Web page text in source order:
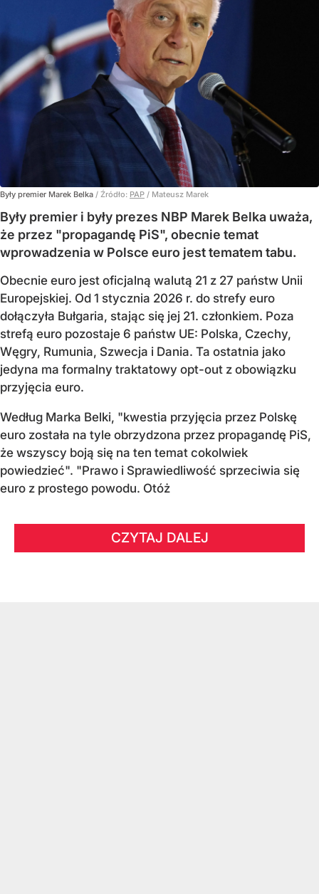
Były premier Marek Belka / Źródło: PAP / Mateusz Marek
Były premier i były prezes NBP Marek Belka uważa,
że przez "propagandę PiS", obecnie temat
wprowadzenia w Polsce euro jest tematem tabu.
Obecnie euro jest oficjalną walutą 21 z 27 państw Unii
Europejskiej. Od 1 stycznia 2026 r. do strefy euro
dołączyła Bułgaria, stając się jej 21. członkiem. Poza
strefą euro pozostaje 6 państw UE: Polska, Czechy,
Węgry, Rumunia, Szwecja i Dania. Ta ostatnia jako
jedyna ma formalny traktatowy opt-out z obowiązku
przyjęcia euro.
Według Marka Belki, "kwestia przyjęcia przez Polskę
euro została na tyle obrzydzona przez propagandę PiS,
że wszyscy boją się na ten temat cokolwiek
powiedzieć". "Prawo i Sprawiedliwość sprzeciwia się
euro z prostego powodu. Otóż
CZYTAJ DALEJ